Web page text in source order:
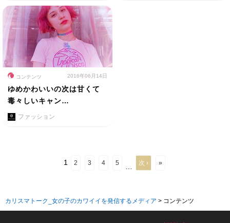
コンテンツ 2016年06月14日
ゆめかわいいの次は甘くて
毒々しいキャン…
ファッション
1 2 3 4 5 次 › »
カリスマトーク_女の子のカワイイを発信するメディア > コンテンツ